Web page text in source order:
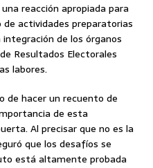
reacción apropiada para
actividades preparatorias
de los órganos
Resultados Electorales
labores.
de hacer un recuento de
de esta
Al precisar que no es la
que los desafíos se
está altamente probada